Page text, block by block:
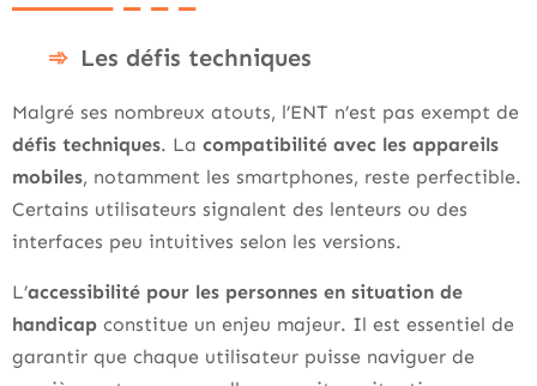
Les défis techniques
Malgré ses nombreux atouts, l’ENT n’est pas exempt de
défis techniques. La compatibilité avec les appareils
mobiles, notamment les smartphones, reste perfectible.
Certains utilisateurs signalent des lenteurs ou des
interfaces peu intuitives selon les versions.
L’accessibilité pour les personnes en situation de
handicap constitue un enjeu majeur. Il est essentiel de
garantir que chaque utilisateur puisse naviguer de